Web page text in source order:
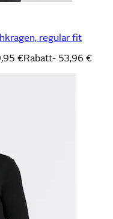
regular fit
€Rabatt- 53,96 €